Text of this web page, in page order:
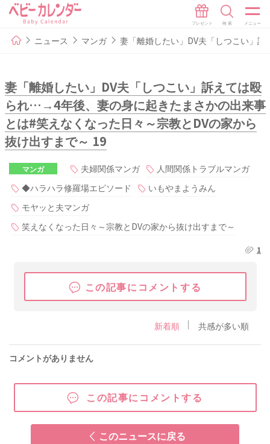
ニュース マンガ 妻「離婚したい」DV夫「しつこい」
妻「離婚したい」DV夫「しつこい」訴えては殴
られ…→4年後、妻の身に起きたまさかの出来事
とは#笑えなくなった日々～宗教とDVの家から
抜け出すまで～ 19
マンガ 夫婦関係マンガ
人間関係トラブルマンガ
◆ハラハラ修羅場エピソード
いもやまようみん
モヤッと夫マンガ
笑えなくなった日々～宗教とDVの家から抜け出すまで～
1
この記事にコメントする
新着順 共感が多い順
コメントがありません
この記事にコメントする
このニュースに戻る